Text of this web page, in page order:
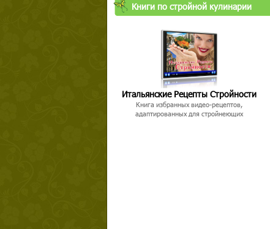
Книги по стройной кулинарии
Итальянские Рецепты Стройности
Книга избранных видео-рецептов,
адаптированных для стройнеющих